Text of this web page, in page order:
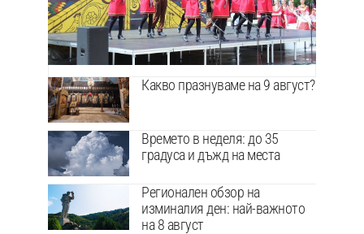
Какво празнуваме на 9 август?
Времето в неделя: до 35
градуса и дъжд на места
Регионален обзор на
изминалия ден: най-важното
на 8 август